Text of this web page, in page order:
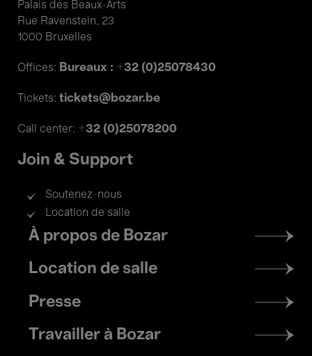
Palais des Beaux-Arts
Rue Ravenstein, 23
1000 Bruxelles
Offices: Bureaux : +32 (0)25078430
Tickets: tickets@bozar.be
Call center: +32 (0)25078200
Join & Support
Soutenez-nous
Location de salle
Footer
menu
À propos de Bozar
Location de salle
Presse
Travailler à Bozar